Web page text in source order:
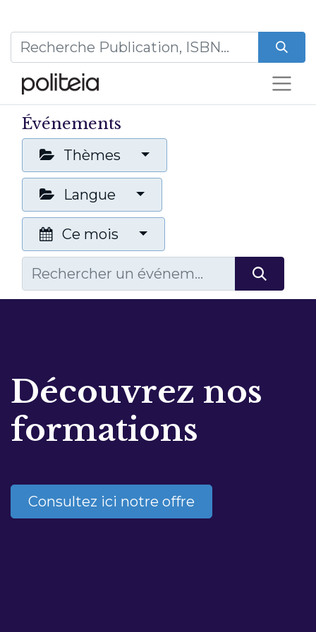
Événements
Thèmes
Langue
Ce mois
Découvrez nos
formations
Consultez ici notre offre